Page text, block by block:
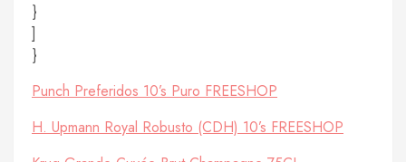
}
]
}
Punch Preferidos 10’s Puro FREESHOP
H. Upmann Royal Robusto (CDH) 10’s FREESHOP